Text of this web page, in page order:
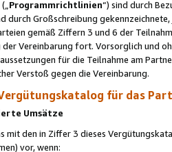
Programmrichtlinien“) sind durch
durch Großschreibung
gemäß Ziffern 3 und 6 der
Vereinbarung fort. Vorsorglich und
für die Teilnahme am
Verstoß gegen die Vereinbarung.
für das
Umsätze
mit den in Ziffer 3 dieses
vor, wenn: